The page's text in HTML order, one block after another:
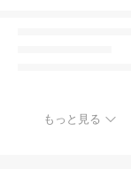
もっと見る